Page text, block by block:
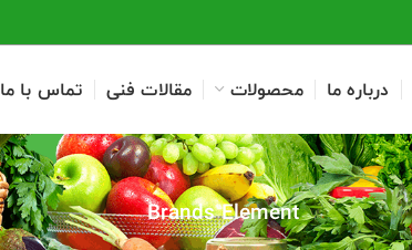
درباره ما محصولات مقالات فنی تماس با ما
Brands Element